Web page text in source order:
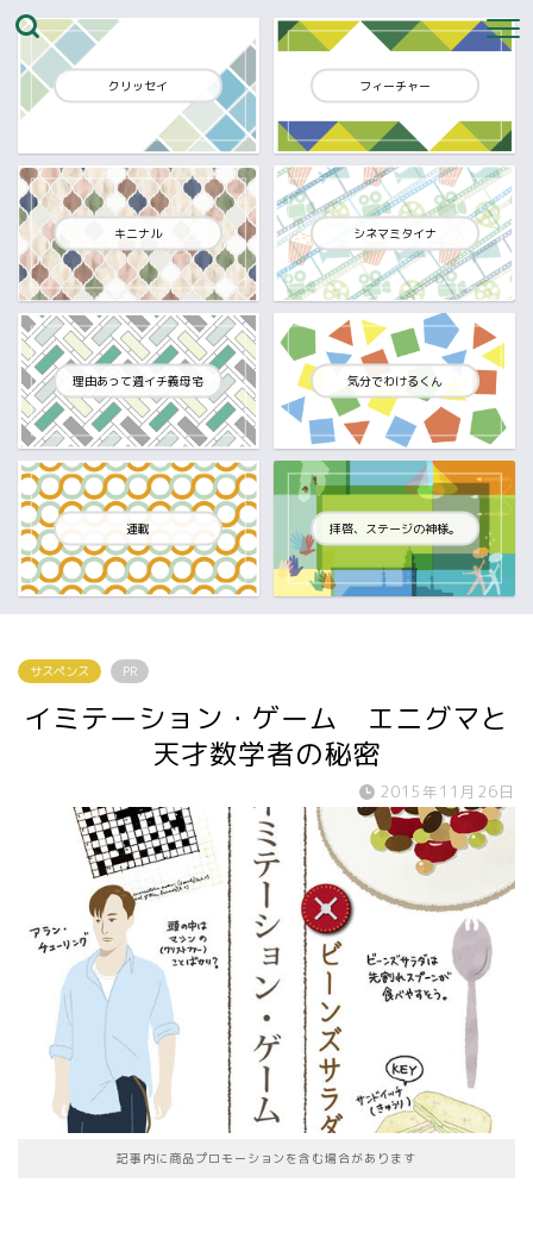
クリッセイ フィーチャー
キニナル シネマミタイナ
理由あって週イチ義母宅 気分でわけるくん
連載 拝啓、ステージの神様。
サスペンス PR
イミテーション・ゲーム エニグマと
天才数学者の秘密
2015年11月26日
記事内に商品プロモーションを含む場合があります